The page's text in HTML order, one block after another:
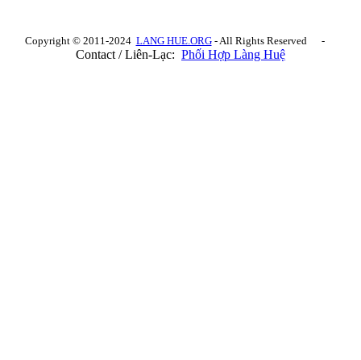
Copyright © 2011-2024 LANG HUE.ORG- All Rights Reserved -
Contact / Liên-Lạc: Phối Hợp Làng Huệ